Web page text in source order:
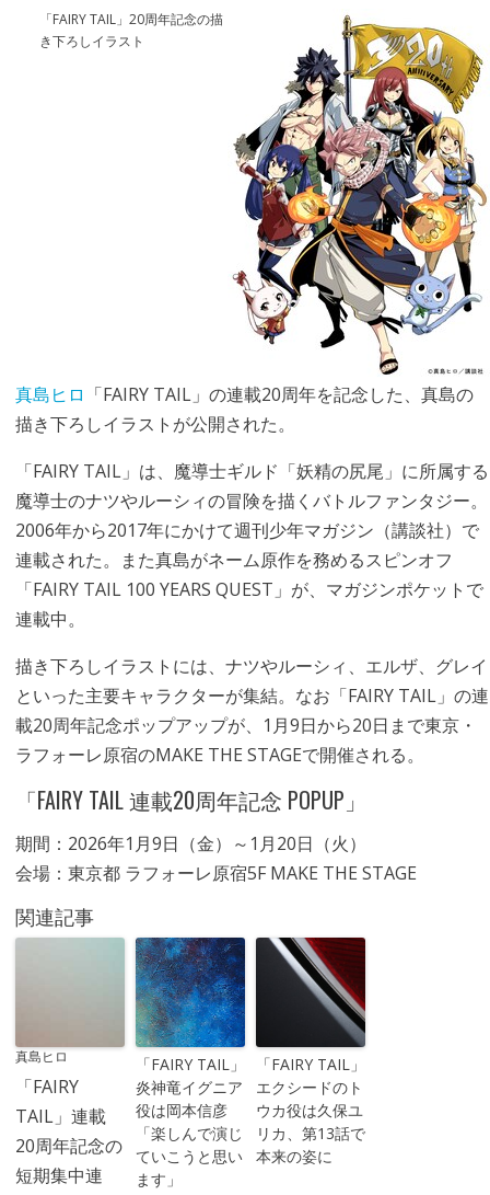
「FAIRY TAIL」20周年記念の描
き下ろしイラスト
真島ヒロ 「FAIRY TAIL」の連載20周年を記念した、真島の
描き下ろしイラストが公開された。
「FAIRY TAIL」は、魔導士ギルド「妖精の尻尾」に所属する
魔導士のナツやルーシィの冒険を描くバトルファンタジー。
2006年から2017年にかけて週刊少年マガジン（講談社）で
連載された。また真島がネーム原作を務めるスピンオフ
「FAIRY TAIL 100 YEARS QUEST」が、マガジンポケットで
連載中。
描き下ろしイラストには、ナツやルーシィ、エルザ、グレイ
といった主要キャラクターが集結。なお「FAIRY TAIL」の連
載20周年記念ポップアップが、1月9日から20日まで東京・
ラフォーレ原宿のMAKE THE STAGEで開催される。
「FAIRY TAIL 連載20周年記念 POPUP」
期間：2026年1月9日（金）～1月20日（火）
会場：東京都 ラフォーレ原宿5F MAKE THE STAGE
関連記事
真島ヒロ
「FAIRY
TAIL」連載
20周年記念の
短期集中連
「FAIRY TAIL」
炎神竜イグニア
役は岡本信彦
「楽しんで演じ
ていこうと思い
ます」
「FAIRY TAIL」
エクシードのト
ウカ役は久保ユ
リカ、第13話で
本来の姿に